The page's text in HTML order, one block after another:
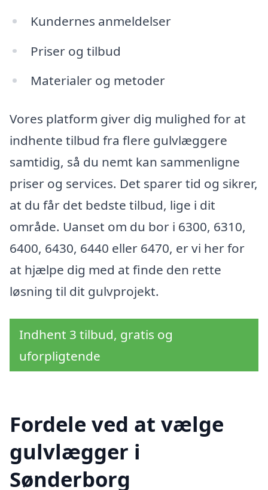
Kundernes anmeldelser
Priser og tilbud
Materialer og metoder
Vores platform giver dig mulighed for at
indhente tilbud fra flere gulvlæggere
samtidig, så du nemt kan sammenligne
priser og services. Det sparer tid og sikrer,
at du får det bedste tilbud, lige i dit
område. Uanset om du bor i 6300, 6310,
6400, 6430, 6440 eller 6470, er vi her for
at hjælpe dig med at finde den rette
løsning til dit gulvprojekt.
Indhent 3 tilbud, gratis og
uforpligtende
Fordele ved at vælge
gulvlægger i
Sønderborg